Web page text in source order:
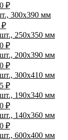
₽
300х390 мм
₽
250х350 мм
₽
200х390 мм
₽
300х410 мм
₽
190х340 мм
₽
140х360 мм
₽
600х400 мм